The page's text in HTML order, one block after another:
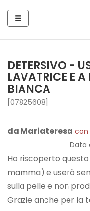
Tutto
per
Piatti
Stoviglie
Tutto
per
le
Superfici
Side
DETERSIVO -
LAVATRICE E
BIANCA
[07825608]
da Mariateresa con
Data
Ho riscoperto
mamma) e userò
sulla pelle e non
Grazie anche per la